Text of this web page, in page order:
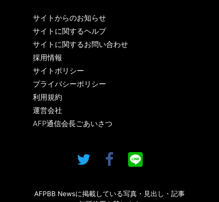
サイトからのお知らせ
サイトに関するヘルプ
サイトに関するお問い合わせ
採用情報
サイトポリシー
プライバシーポリシー
利用規約
運営会社
AFP通信会長ごあいさつ
AFPBB Newsに掲載している写真・見出し・記事